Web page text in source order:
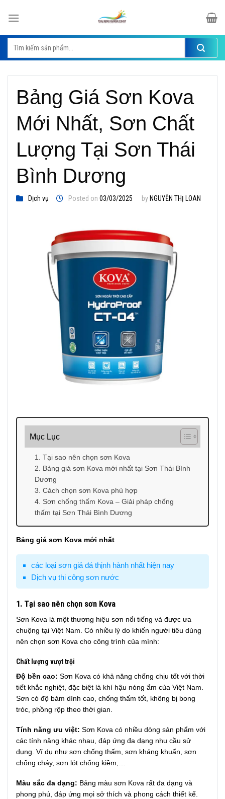
Tìm
kiếm:
Bảng Giá Sơn Kova
Mới Nhất, Sơn Chất
Lượng Tại Sơn Thái
Bình Dương
Dịch vụ Posted on 03/03/2025 by NGUYỄN THỊ LOAN
Mục Lục
1. Tại sao nên chọn sơn Kova
2. Bảng giá sơn Kova mới nhất tại Sơn Thái Bình
Dương
3. Cách chọn sơn Kova phù hợp
4. Sơn chống thấm Kova – Giải pháp chống
thấm tại Sơn Thái Bình Dương
Bảng giá sơn Kova mới nhất
các loại sơn giả đá thịnh hành nhất hiện nay
Dịch vụ thi công sơn nước
1. Tại sao nên chọn sơn Kova
Sơn Kova là một thương hiệu sơn nổi tiếng và được ưa
chuộng tại Việt Nam. Có nhiều lý do khiến người tiêu dùng
nên chọn sơn Kova cho công trình của mình:
Chất lượng vượt trội
Độ bền cao: Sơn Kova có khả năng chống chịu tốt với thời
tiết khắc nghiệt, đặc biệt là khí hậu nóng ẩm của Việt Nam.
Sơn có độ bám dính cao, chống thấm tốt, không bị bong
tróc, phồng rộp theo thời gian.
Tính năng ưu việt: Sơn Kova có nhiều dòng sản phẩm với
các tính năng khác nhau, đáp ứng đa dạng nhu cầu sử
dụng. Ví dụ như sơn chống thấm, sơn kháng khuẩn, sơn
chống cháy, sơn lót chống kiềm,…
Màu sắc đa dạng: Bảng màu sơn Kova rất đa dạng và
phong phú, đáp ứng mọi sở thích và phong cách thiết kế.